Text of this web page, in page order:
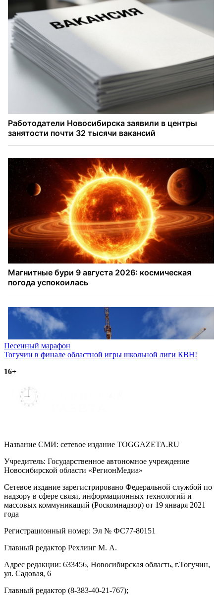
Навигация
по
записям
Песенный марафон
Тогучин в финале областной игры школьной лиги КВН!
16+
Название СМИ: cетевое издание TOGGAZETA.RU
Учредитель: Государственное автономное учреждение
Новосибирской области «РегионМедиа»
Сетевое издание зарегистрировано Федеральной службой по
надзору в сфере связи, информационных технологий и
массовых коммуникаций (Роскомнадзор) от 19 января 2021
года
Регистрационный номер: Эл № ФС77-80151
Главный редактор Рехлинг М. А.
Адрес редакции: 633456, Новосибирская область, г.Тогучин,
ул. Садовая, 6
Главный редактор (8-383-40-21-767);